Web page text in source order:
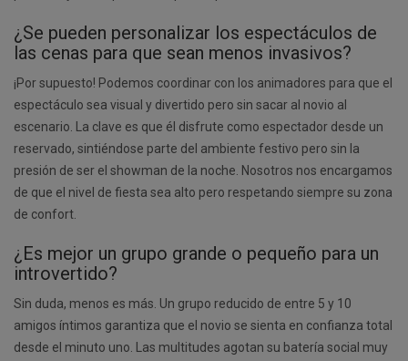
¿Se pueden personalizar los espectáculos de
las cenas para que sean menos invasivos?
¡Por supuesto! Podemos coordinar con los animadores para que el
espectáculo sea visual y divertido pero sin sacar al novio al
escenario. La clave es que él disfrute como espectador desde un
reservado, sintiéndose parte del ambiente festivo pero sin la
presión de ser el showman de la noche. Nosotros nos encargamos
de que el nivel de fiesta sea alto pero respetando siempre su zona
de confort.
¿Es mejor un grupo grande o pequeño para un
introvertido?
Sin duda, menos es más. Un grupo reducido de entre 5 y 10
amigos íntimos garantiza que el novio se sienta en confianza total
desde el minuto uno. Las multitudes agotan su batería social muy